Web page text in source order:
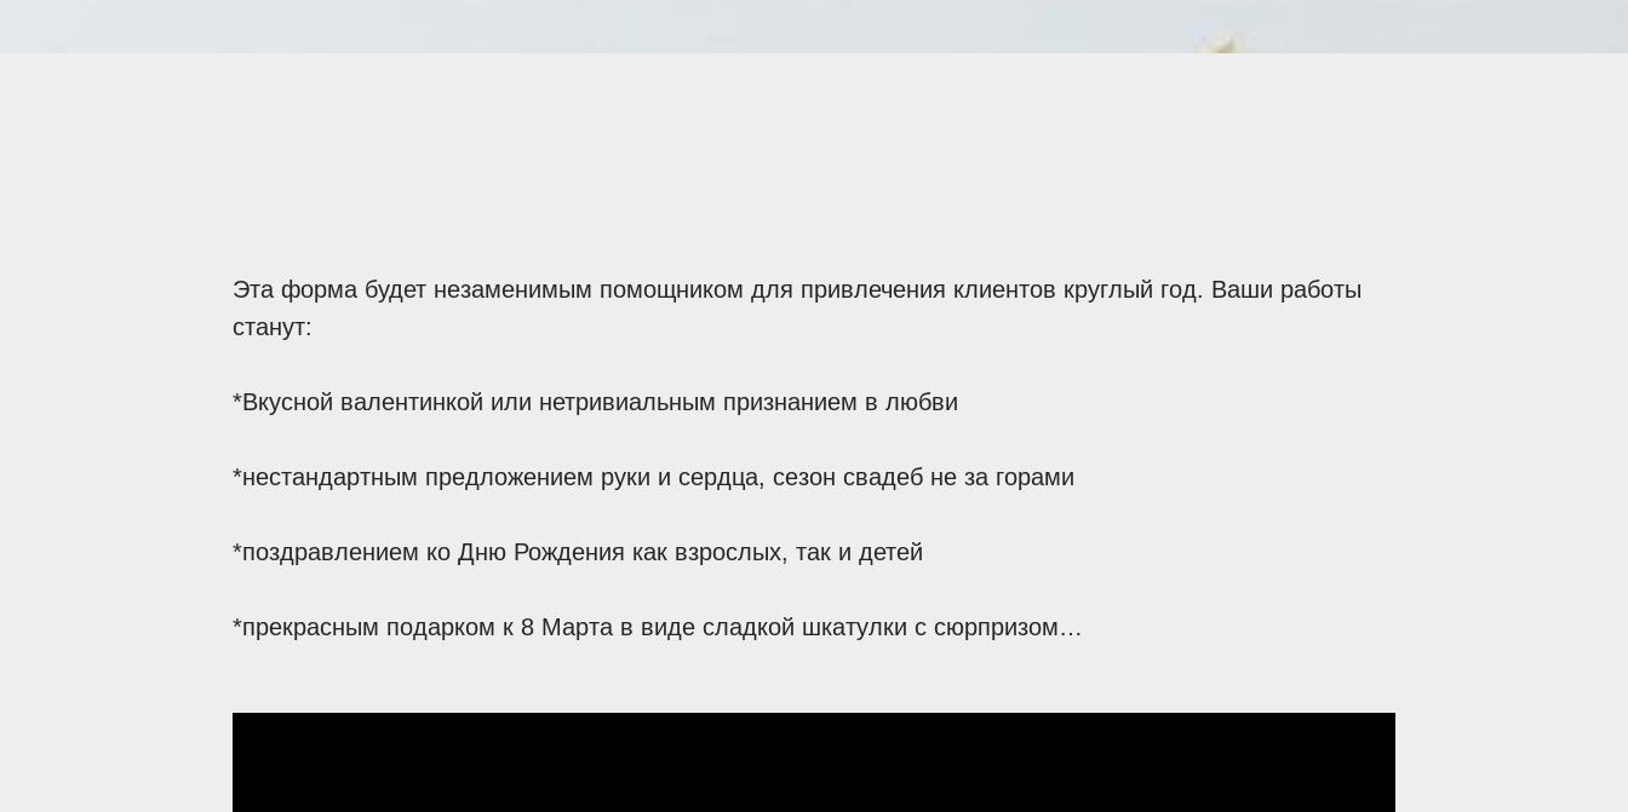
Эта форма будет незаменимым помощником для привлечения клиентов круглый год. Ваши работы
станут:
*Вкусной валентинкой или нетривиальным признанием в любви
*нестандартным предложением руки и сердца, сезон свадеб не за горами
*поздравлением ко Дню Рождения как взрослых, так и детей
*прекрасным подарком к 8 Марта в виде сладкой шкатулки с сюрпризом…